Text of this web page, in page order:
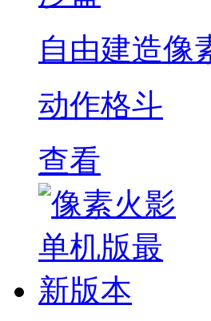
自由建造像
动作格斗
查看